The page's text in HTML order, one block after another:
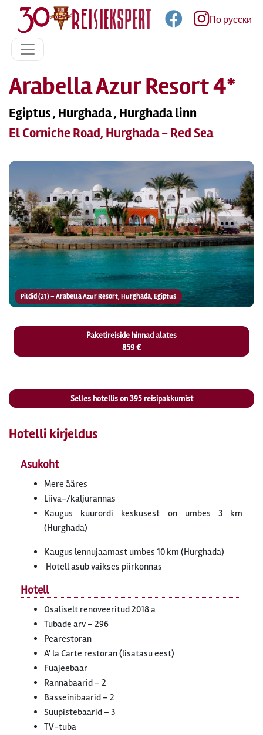
По русски
Arabella Azur Resort 4*
Egiptus , Hurghada , Hurghada linn
El Corniche Road, Hurghada - Red Sea
Pildid (21) – Arabella Azur Resort, Hurghada, Egiptus
Paketireiside hinnad alates
859 €
Selles hotellis on395reisipakkumist
Hotelli kirjeldus
Asukoht
Mere ääres
Liiva-/kaljurannas
Kaugus kuurordi keskusest on umbes 3 km
(Hurghada)
Kaugus lennujaamast umbes 10 km (Hurghada)
Hotell asub vaikses piirkonnas
Hotell
Osaliselt renoveeritud 2018 a
Tubade arv – 296
Pearestoran
A' la Carte restoran (lisatasu eest)
Fuajeebaar
Rannabaarid – 2
Basseinibaarid – 2
Suupistebaarid – 3
TV-tuba